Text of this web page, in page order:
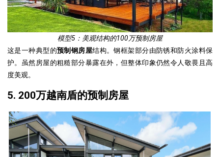
模型5：美观结构的100万预制房屋
这是一种典型的预制钢房屋结构。钢框架部分由防锈和防火涂料保
护。虽然房屋的粗糙部分暴露在外，但整体印象仍然令人敬畏且高
度美观。
5. 200万越南盾的预制房屋